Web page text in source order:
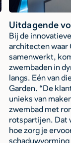
Uitdagende
Bij de
architecten waar
samenwerkt,
zwembaden in
langs. Eén van
Garden. “De
unieks van
zwembad met
rotspartijen. Dat
hoe zorg je